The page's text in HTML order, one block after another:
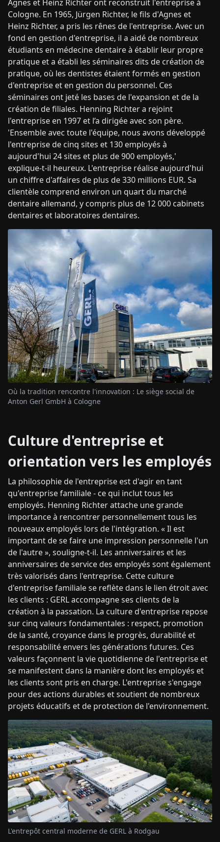
Agnes et Heinz Richter ont reconstruit l'entreprise à
Cologne. En 1965, Jürgen Richter, le fils d'Agnes et
Heinz Richter, a pris les rênes de l'entreprise. Avec un
fond en gestion d'entreprise, il a aidé de nombreux
étudiants en médecine dentaire à établir leur propre
pratique et a établi les séminaires dits de création de
pratique, où les dentistes étaient formés en gestion
d'entreprise et en gestion du personnel. Ces
séminaires ont jeté les bases de l'expansion et de la
création de filiales. Henning Richter a rejoint
l'entreprise en 1997 et l’a dirigée avec son père.
'Ensemble avec toute l'équipe, nous avons développé
l'entreprise de cinq sites et 130 employés à
aujourd'hui 24 sites et plus de 900 employés,'
explique-t-il heureux. L'entreprise réalise aujourd'hui
un chiffre d'affaires de plus de 330 millions EUR. Sa
clientèle comprend environ un quart du marché
dentaire allemand, y compris plus de 12 000 cabinets
dentaires et laboratoires dentaires.
Où la tradition rencontre l'innovation : Le siège social de
Anton Gerl GmbH à Cologne
Culture d'entreprise et
orientation vers les employés
La philosophie de l'entreprise est d'agir en tant
qu'entreprise familiale - ce qui inclut tous les
employés. Henning Richter attache une grande
importance à rencontrer personnellement tous les
nouveaux employés lors de l'intégration. « Il est
important de se faire une impression personnelle l'un
de l'autre », souligne-t-il. Les anniversaires et les
anniversaires de service des employés sont également
très valorisés dans l'entreprise. Cette culture
d'entreprise familiale se reflète dans le lien étroit avec
les clients : GERL accompagne ses clients de la
création à la passation. La culture d'entreprise repose
sur cinq valeurs fondamentales : respect, promotion
de la santé, croyance dans le progrès, durabilité et
responsabilité envers les générations futures. Ces
valeurs façonnent la vie quotidienne de l'entreprise et
se manifestent dans la manière dont les employés et
les clients sont pris en charge. L'entreprise s'engage
pour des actions durables et soutient de nombreux
projets éducatifs et de protection de l'environnement.
L'entrepôt central moderne de GERL à Rodgau